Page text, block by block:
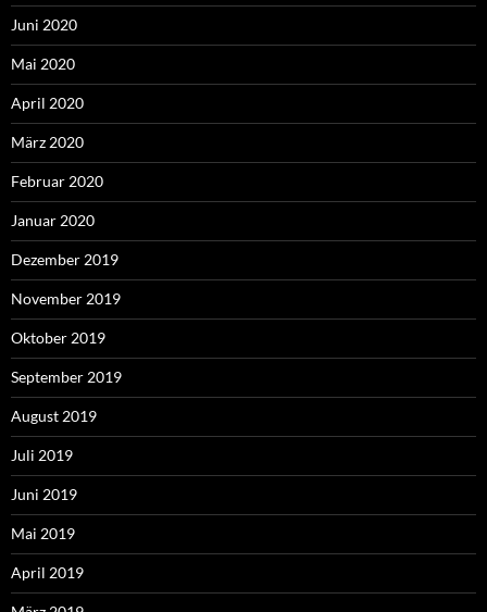
Juni 2020
Mai 2020
April 2020
März 2020
Februar 2020
Januar 2020
Dezember 2019
November 2019
Oktober 2019
September 2019
August 2019
Juli 2019
Juni 2019
Mai 2019
April 2019